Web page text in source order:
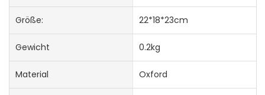
Größe: 22*18*23cm
Gewicht 0.2kg
Material Oxford